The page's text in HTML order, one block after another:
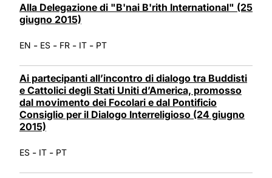
Alla Delegazione di "B'nai B'rith International" (25
giugno 2015)
EN - ES - FR - IT - PT
Ai partecipanti all’incontro di dialogo tra Buddisti
e Cattolici degli Stati Uniti d’America, promosso
dal movimento dei Focolari e dal Pontificio
Consiglio per il Dialogo Interreligioso (24 giugno
2015)
ES - IT - PT